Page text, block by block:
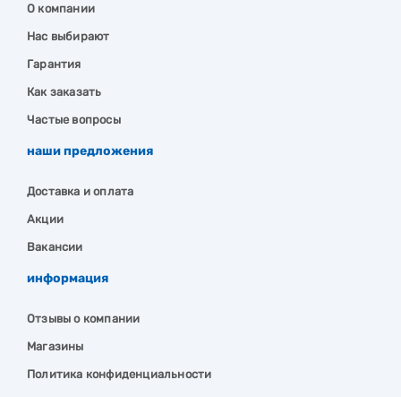
О компании
Нас выбирают
Гарантия
Как заказать
Частые вопросы
наши предложения
Доставка и оплата
Акции
Вакансии
информация
Отзывы о компании
Магазины
Политика конфиденциальности